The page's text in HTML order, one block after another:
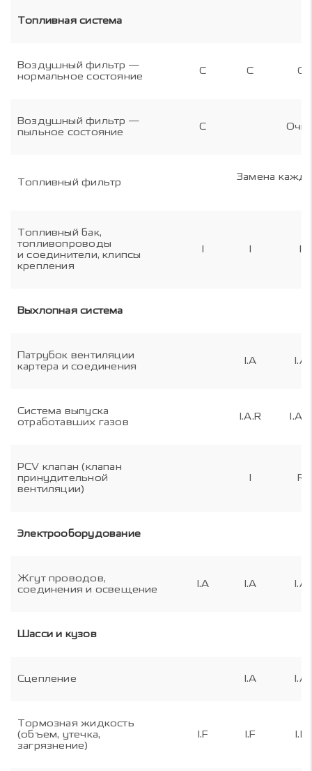
Топливная система
Воздушный фильтр —
нормальное состояние
C C C
Воздушный фильтр —
пыльное состояние
C
Топливный фильтр Замена
Топливный бак,
топливопроводы
и соединители, клипсы
крепления
I I I
Выхлопная система
Патрубок вентиляции
картера и соединения
I.A I.A
Система выпуска
отработавших газов
I.A.R I.A.R
PCV клапан (клапан
принудительной
вентиляции)
I R
Электрооборудование
Жгут проводов,
соединения и освещение
I.A I.A I.A
Шасси и кузов
Сцепление I.A I.A
Тормозная жидкость
(объем, утечка,
загрязнение)
I.F I.F I.F